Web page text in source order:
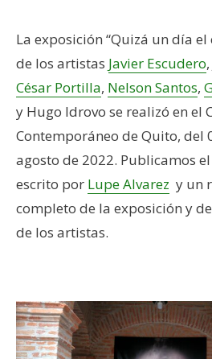
La exposición “Quizá un día el
de los artistas Javier Escudero
César Portilla, Nelson Santos,
y Hugo Idrovo se realizó en el
Contemporáneo de Quito, del
agosto de 2022. Publicamos
escrito por Lupe Alvarez y un
completo de la exposición y
de los artistas.